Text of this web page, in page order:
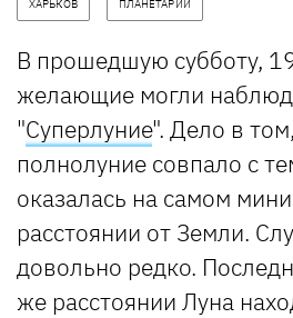
ХАРЬКОВ ПЛАНЕТАРИЙ
В прошедшую субботу,
желающие могли
"Суперлуние". Дело в
полнолуние совпало с
оказалась на самом
расстоянии от Земли.
довольно редко.
же расстоянии Луна